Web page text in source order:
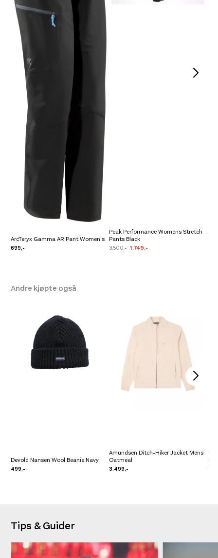
ArcTeryx Gamma AR Pant Women's
699,-
Peak Performance Womens Stretch
Pants Black
3.500,- 1.749,-
Andre kjøpte også
Devold Nansen Wool Beanie Navy
499,-
Amundsen Ditch-Hiker Jacket Mens
Oatmeal
3.499,-
Tips & Guider